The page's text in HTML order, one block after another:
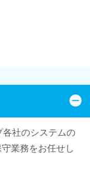
各社のシステムの
業務をお任せし